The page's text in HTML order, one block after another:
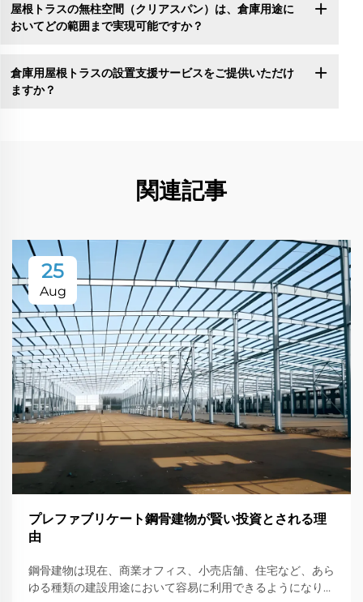
屋根トラスの無柱空間（クリアスパン）は、倉庫用途に
おいてどの範囲まで実現可能ですか？
倉庫用屋根トラスの設置支援サービスをご提供いただけ
ますか？
関連記事
25
Aug
プレファブリケート鋼骨建物が賢い投資とされる理
由
鋼骨建物は現在、商業オフィス、小売店舗、住宅など、あら
ゆる種類の建設用途において容易に利用できるようになりま